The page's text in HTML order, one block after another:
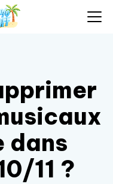
dans
11 ?